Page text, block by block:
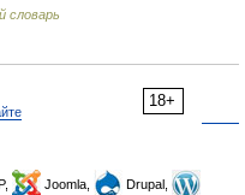
словарь
18+
Joomla,
Drupal,